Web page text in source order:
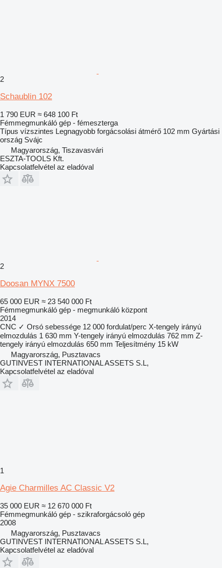
2
Schaublin 102
1 790 EUR ≈ 648 100 Ft
Fémmegmunkáló gép - fémeszterga
Típus vízszintes Legnagyobb forgácsolási átmérő 102 mm Gyártási
ország Svájc
Magyarország, Tiszavasvári
ESZTA-TOOLS Kft.
Kapcsolatfelvétel az eladóval
2
Doosan MYNX 7500
65 000 EUR ≈ 23 540 000 Ft
Fémmegmunkáló gép - megmunkáló központ
2014
CNC ✓ Orsó sebessége 12 000 fordulat/perc X-tengely irányú
elmozdulás 1 630 mm Y-tengely irányú elmozdulás 762 mm Z-
tengely irányú elmozdulás 650 mm Teljesítmény 15 kW
Magyarország, Pusztavacs
GUTINVEST INTERNATIONAL ASSETS S.L,
Kapcsolatfelvétel az eladóval
1
Agie Charmilles AC Classic V2
35 000 EUR ≈ 12 670 000 Ft
Fémmegmunkáló gép - szikraforgácsoló gép
2008
Magyarország, Pusztavacs
GUTINVEST INTERNATIONAL ASSETS S.L,
Kapcsolatfelvétel az eladóval